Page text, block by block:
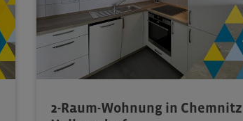
2-Raum-Wohnung in Chemnitz